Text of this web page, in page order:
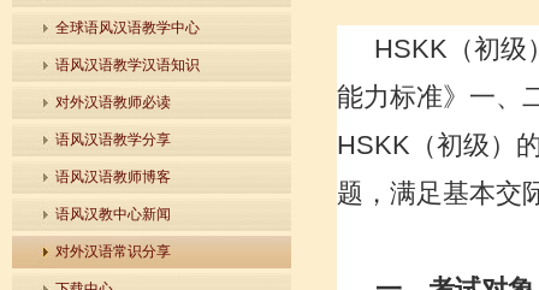
全球语风汉语教学中心
语风汉语教学汉语知识
对外汉语教师必读
语风汉语教学分享
语风汉语教师博客
语风汉教中心新闻
对外汉语常识分享
HSKK （初
能力标准》一、
HSKK （初级）
题，满足基本交